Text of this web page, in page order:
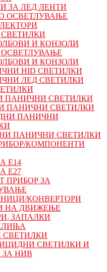
ЗА ЛЕД ЛЕНТИ
ОСВЕТЛУВАЊЕ
И КОНЗОЛИ
И КОНЗОЛИ
HID СВЕТИЛКИ
ЛЕД СВЕТИЛКИ
ПАНИЧНИ СВЕТИЛКИ
ПАНИЧНИ СВЕТИЛКИ
ПАНИЧНИ
ПАНИЧНИ СВЕТИЛКИ
КОМПОНЕНТИ
Е14
Е27
ПРИБОР ЗА
КОНВЕРТОРИ
НА ДВИЖЕЊЕ
ЗАПАЛКИ
СВЕТИЛКИ
СВЕТИЛКИ И
НИВ